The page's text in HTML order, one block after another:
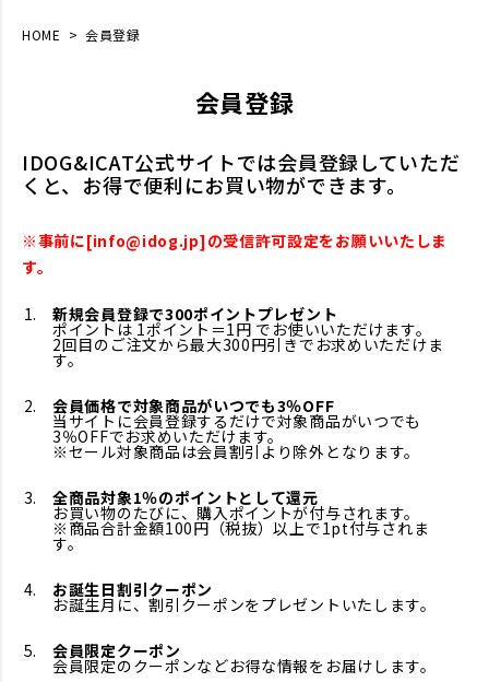
HOME 会員登録
会員登録
IDOG&ICAT公式サイトでは会員登録していただ
くと、お得で便利にお買い物ができます。
※事前に[info@idog.jp]の受信許可設定をお願いいたしま
す。
新規会員登録で300ポイントプレゼント
ポイントは 1ポイント＝1円 でお使いいただけます。
2回目のご注文から最大300円引きでお求めいただけま
す。
会員価格で対象商品がいつでも3％OFF
当サイトに会員登録するだけで対象商品がいつでも
3％OFFでお求めいただけます。
※セール対象商品は会員割引より除外となります。
全商品対象1％のポイントとして還元
お買い物のたびに、購入ポイントが付与されます。
※商品合計金額100円（税抜）以上で1pt付与されま
す。
お誕生日割引クーポン
お誕生月に、割引クーポンをプレゼントいたします。
会員限定クーポン
会員限定のクーポンなどお得な情報をお届けします。